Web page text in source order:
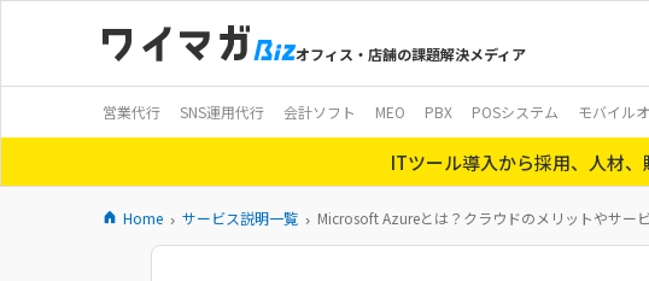
オフィス・店舗の課題解決メディア
営業代行 SNS運用代行 会計ソフト MEO PBX POSシステム モバイル
ITツール導入から採用、人材
Home サービス説明一覧 Microsoft Azureとは？クラウドのメリットやサー